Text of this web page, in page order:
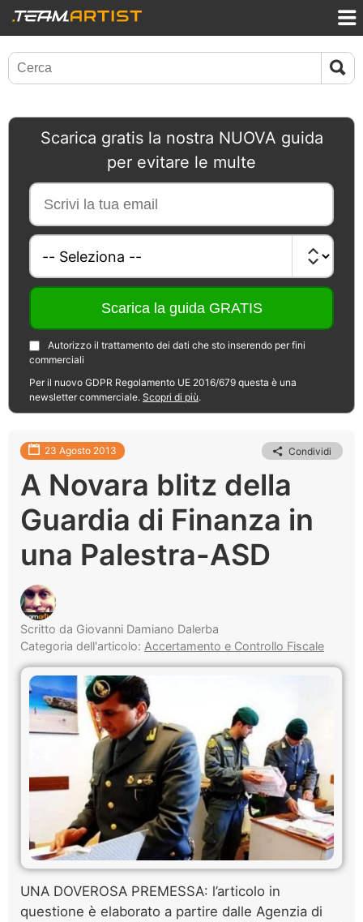
Scarica gratis la nostra NUOVA guida
per evitare le multe
Autorizzo il trattamento dei dati che sto inserendo per fini
commerciali
Per il nuovo GDPR Regolamento UE 2016/679 questa è una
newsletter commerciale. Scopri di più.
23 Agosto 2013 Condividi
A Novara blitz della
Guardia di Finanza in
una Palestra-ASD
Scritto da Giovanni Damiano Dalerba
Categoria dell'articolo: Accertamento e Controllo Fiscale
UNA DOVEROSA PREMESSA: l’articolo in
questione è elaborato a partire dalle Agenzia di